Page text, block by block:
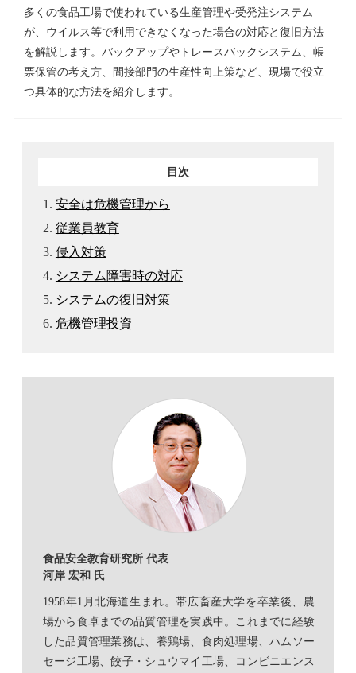
多くの食品工場で使われている生産管理や受発注システム
が、ウイルス等で利用できなくなった場合の対応と復旧方法
を解説します。バックアップやトレースバックシステム、帳
票保管の考え方、間接部門の生産性向上策など、現場で役立
つ具体的な方法を紹介します。
目次
安全は危機管理から
従業員教育
侵入対策
システム障害時の対応
システムの復旧対策
危機管理投資
食品安全教育研究所 代表
河岸 宏和 氏
1958年1月北海道生まれ。帯広畜産大学を卒業後、農
場から食卓までの品質管理を実践中。これまでに経験
した品質管理業務は、養鶏場、食肉処理場、ハムソー
セージ工場、餃子・シュウマイ工場、コンビニエンス